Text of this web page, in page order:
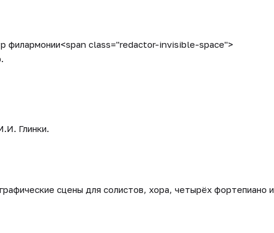
филармонии<span class="redactor-invisible-space">
Глинки.
сцены для солистов, хора, четырёх фортепиано и